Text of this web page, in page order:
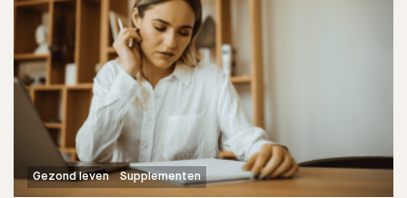
Gezond leven Supplementen